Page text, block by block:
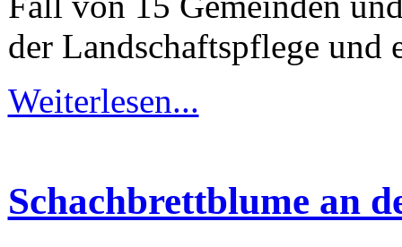
der Landschaftspflege und
Weiterlesen...
Schachbrettblume an